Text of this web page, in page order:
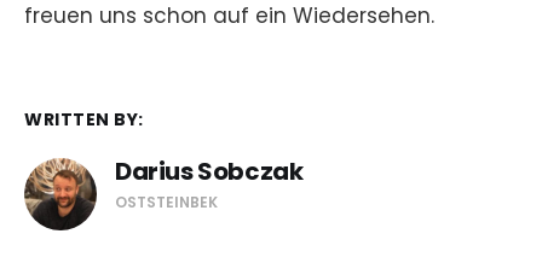
freuen uns schon auf ein Wiedersehen.
WRITTEN BY:
Darius Sobczak
OSTSTEINBEK